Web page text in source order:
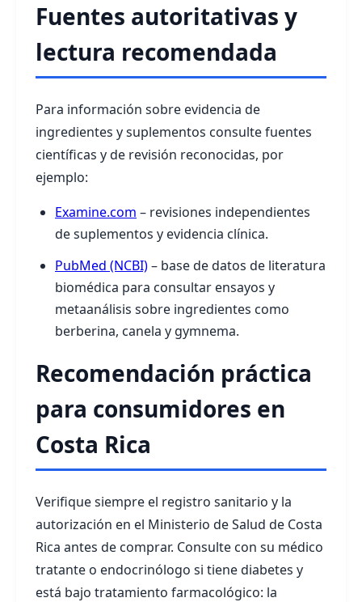
Fuentes autoritativas y
lectura recomendada
Para información sobre evidencia de
ingredientes y suplementos consulte fuentes
científicas y de revisión reconocidas, por
ejemplo:
Examine.com – revisiones independientes
de suplementos y evidencia clínica.
PubMed (NCBI)– base de datos de literatura
biomédica para consultar ensayos y
metaanálisis sobre ingredientes como
berberina, canela y gymnema.
Recomendación práctica
para consumidores en
Costa Rica
Verifique siempre el registro sanitario y la
autorización en el Ministerio de Salud de Costa
Rica antes de comprar. Consulte con su médico
tratante o endocrinólogo si tiene diabetes y
está bajo tratamiento farmacológico: la